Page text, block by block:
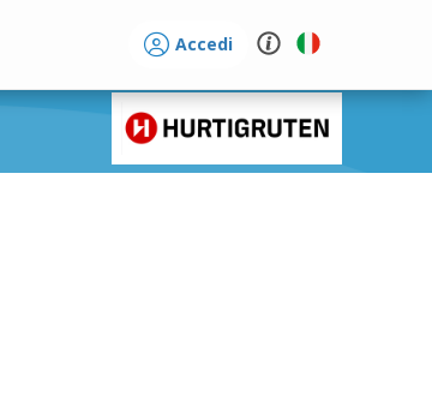
Accedi